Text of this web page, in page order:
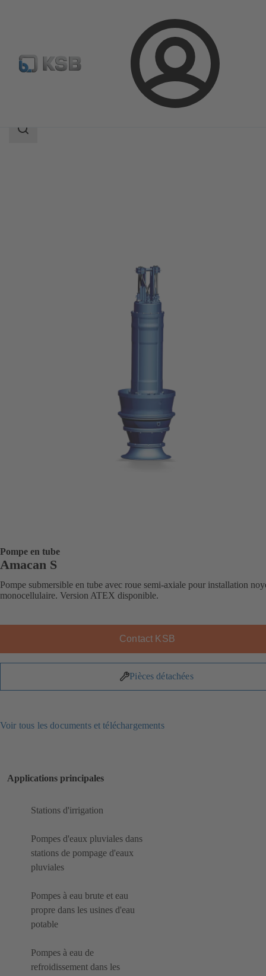
Connexion
Catalogue produits Amacan S
Champ
Pompe en tube
Amacan S
Pompe submersible en tube avec roue semi-axiale pour installation
monocellulaire. Version ATEX disponible.
Contact KSB
Pièces détachées
Voir tous les documents et téléchargements
Applications principales
Stations d'irrigation
Pompes d'eaux pluviales dans
stations de pompage d'eaux
pluviales
Pompes à eau brute et eau
propre dans les usines d'eau
potable
Pompes à eau de
refroidissement dans les